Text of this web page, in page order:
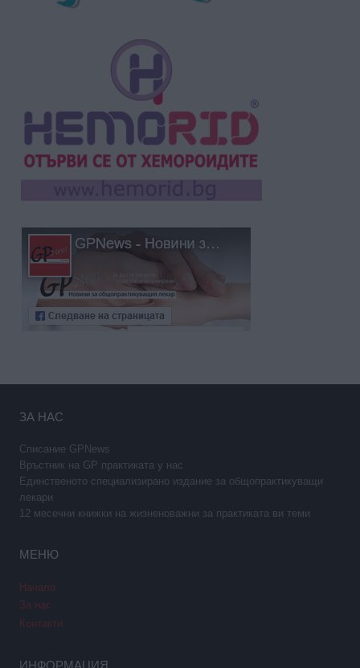
ЗА НАС
Списание GPNews
Връстник на GP практиката у нас
Единственото специализирано издание за общопрактикуващи
лекари
12 месечни книжки на жизненоважни за практиката ви теми
МЕНЮ
Начало
За нас
Контакти